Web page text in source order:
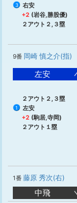
3
右安
+2 (岩谷,勝股優)
２アウト２,３塁
9番 岡崎 慎之介(指)
左安
２アウト２,３塁
1
左安
+2 (駒居,寺岡)
２アウト１塁
1番 藤原 秀次(右)
中飛